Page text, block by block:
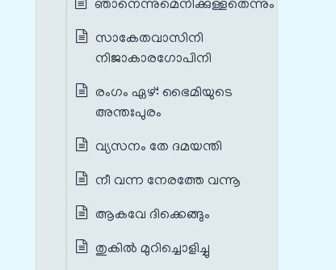
ഞാനെന്നുമെനിക്കുള്ളതെന്നും
സാകേതവാസിനി
നിജാകാരഗോപിനി
രംഗം ഏഴ്‌: ഭൈമിയുടെ
അന്തഃപുരം
വ്യസനം തേ ദമയന്തി
നീ വന്ന നേരത്തേ വന്നൂ
ആകവേ ദിക്കെങ്ങും
തുകിൽ മുറിച്ചൊളിച്ചു